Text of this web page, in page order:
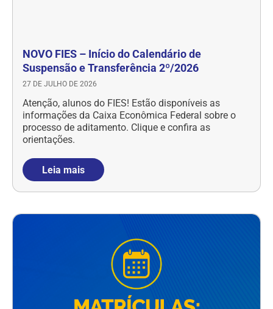
NOVO FIES – Início do Calendário de
Suspensão e Transferência 2º/2026
27 DE JULHO DE 2026
Atenção, alunos do FIES! Estão disponíveis as
informações da Caixa Econômica Federal sobre o
processo de aditamento. Clique e confira as
orientações.
Leia mais